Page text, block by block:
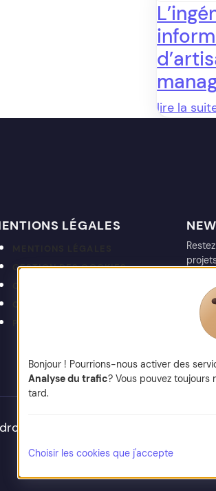
lire la
LÉGALES
GESTION DES COOKIES
réservés
Bonjour ! Pourrions-nous activer des
Analyse du trafic? Vous pouvez
tard.
Choisir les cookies que j'accepte